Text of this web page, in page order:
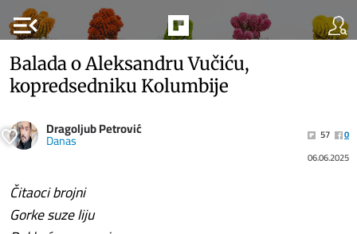
menu_open
Balada o Aleksandru Vučiću,
kopredsedniku Kolumbije
Dragoljub Petrović
Danas 57
0
06.06.2025
Čitaoci brojni
Gorke suze liju